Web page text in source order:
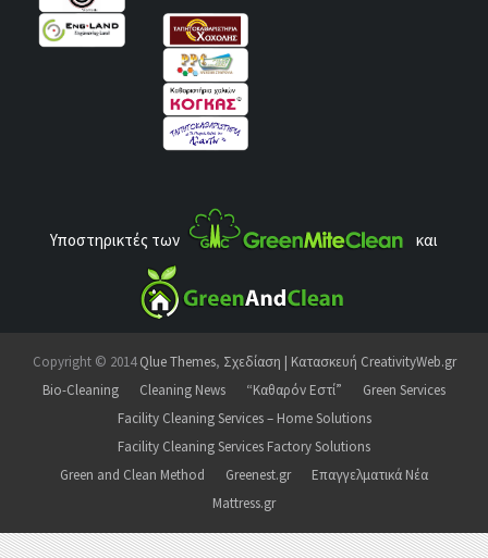
Υποστηρικτές των και
Copyright © 2014Qlue Themes, Σχεδίαση | Κατασκευή CreativityWeb.gr
Bio-Cleaning
Cleaning News “Καθαρόν Εστί”
Green Services
Facility Cleaning Services – Home Solutions
Facility Cleaning Services Factory Solutions
Green and Clean Method
Greenest.gr
Επαγγελματικά Νέα
Mattress.gr